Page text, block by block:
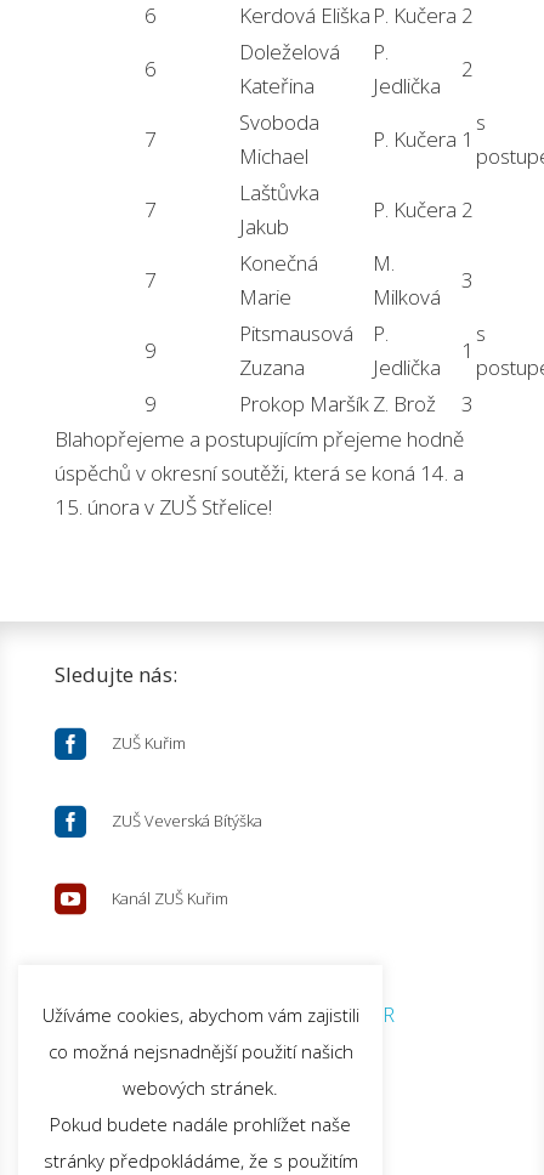
6
Kerdová Eliška P. Kučera 2
6
Doleželová
Kateřina
P.
Jedlička
2
7
Svoboda
Michael
P. Kučera 1
s
7
Laštůvka
Jakub
P. Kučera 2
7
Konečná
Marie
M.
Milková
3
9
Pitsmausová
Zuzana
P.
Jedlička
1
s
9
Prokop MaršíkZ. Brož
3
Blahopřejeme a postupujícím přejeme hodně
úspěchů v okresní soutěži, která se koná 14. a
15. února v ZUŠ Střelice!
Sledujte nás:
 ZUŠ Kuřim
 ZUŠ Veverská Bítýška
 Kanál ZUŠ Kuřim
© 2026 ZUŠ Kuřim |GDPR
Užíváme cookies, abychom vám zajistili
co možná nejsnadnější použití našich
webových stránek.
Pokud budete nadále prohlížet naše
stránky předpokládáme, že s použitím